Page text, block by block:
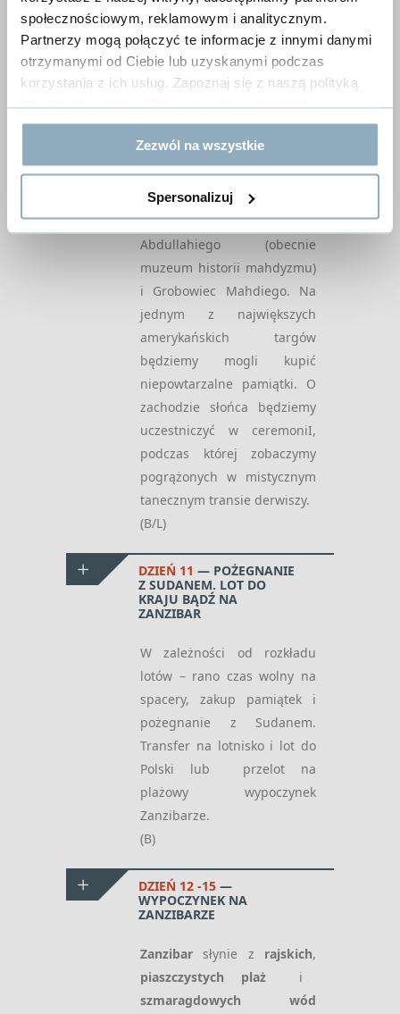
społecznościowym, reklamowym i analitycznym.
Partnerzy mogą połączyć te informacje z innymi danymi
otrzymanymi od Ciebie lub uzyskanymi podczas
korzystania z ich usług. Zapoznaj się z naszą polityką
prywatności:https://7kontynentow.pl/polityka-
prywatnosci/
Zezwól na wszystkie
Spersonalizuj
Oświadczam, że zapisując
się na newsletter
akceptuję politykę
prywatności RODO*
Please
empty.
wodami Jeziora Nasera i
przeniesione w całości
antyczne świątynie.
Zobaczymy teżPałac
Prezydencki iprzekroczymy
miejsce gdzie łączy się ze
sobą Biały i Niebieski Nil.
ZwiedzimyOmdurman–
dawną stolicę Sudanu.
Zobaczymy Dom Kalifa
Abdullahiego (obecnie
muzeum historii mahdyzmu)
i Grobowiec Mahdiego. Na
jednym z największych
amerykańskich targów
będziemy mogli kupić
niepowtarzalne pamiątki. O
zachodzie słońca będziemy
uczestniczyć w ceremoniI,
podczas której zobaczymy
pogrążonych w mistycznym
tanecznym transie derwiszy.
(B/L)
DZIEŃ 11
POŻEGNANIE
Z SUDANEM. LOT DO
KRAJU BĄDŹ NA
ZANZIBAR
W zależności od rozkładu
lotów – rano czas wolny na
spacery, zakup pamiątek i
pożegnanie z Sudanem.
Transfer na lotnisko i lot do
Polski lub przelot na
plażowy wypoczynek
Zanzibarze.
(B)
DZIEŃ 12 -15
WYPOCZYNEK NA
ZANZIBARZE
Zanzibar słynie z rajskich,
piaszczystych plażi
szmaragdowych wód